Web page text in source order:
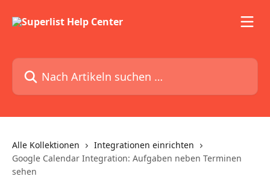
Nach Artikeln suchen …
Alle Kollektionen
Integrationen einrichten
Google Calendar Integration: Aufgaben neben Terminen
sehen